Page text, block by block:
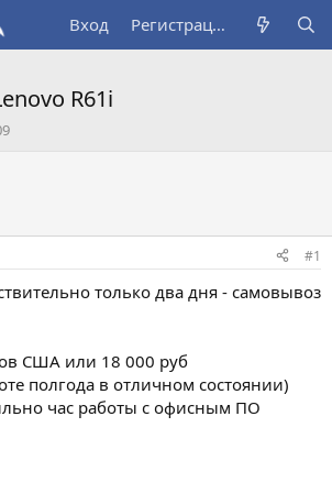
Вход Регистрация
R61i
#1
только два дня - самовывоз
США или 18 000 руб
полгода в отличном состоянии)
час работы с офисным ПО